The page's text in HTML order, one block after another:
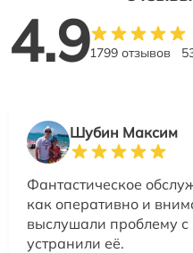
4.91799 отзывов
Шубин Максим
Фантастическое
как оперативно и
выслушали проблему
устранили её.